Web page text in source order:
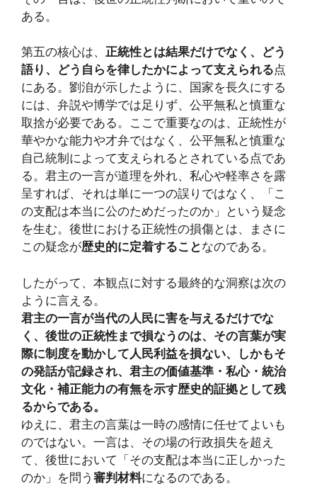
ある。
第五の核心は、 正統性とは結果だけでなく、どう
語り、どう自らを律したかによって支えられる点
にある。劉洎が示したように、国家を長久にする
には、弁説や博学では足りず、公平無私と慎重な
取捨が必要である。ここで重要なのは、正統性が
華やかな能力や才弁ではなく、公平無私と慎重な
自己統制によって支えられるとされている点であ
る。君主の一言が道理を外れ、私心や軽率さを露
呈すれば、それは単に一つの誤りではなく、「こ
の支配は本当に公のためだったのか」という疑念
を生む。後世における正統性の損傷とは、まさに
この疑念が歴史的に定着すること なのである。
したがって、本観点に対する最終的な洞察は次の
ように言える。
君主の一言が当代の人民に害を与えるだけでな
く、後世の正統性まで損なうのは、その言葉が実
際に制度を動かして人民利益を損ない、しかもそ
の発話が記録され、君主の価値基準・私心・統治
文化・補正能力の有無を示す歴史的証拠として残
るからである。
ゆえに、君主の言葉は一時の感情に任せてよいも
のではない。一言は、その場の行政損失を超え
て、後世において「その支配は本当に正しかった
のか」を問う 審判材料になるのである。